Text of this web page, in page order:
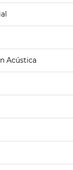
Acústica